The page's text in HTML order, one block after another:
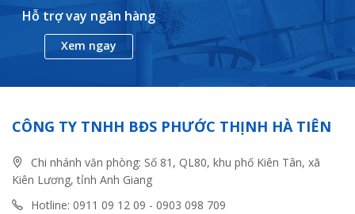
Hỗ trợ vay ngân hàng
Xem ngay
CÔNG TY TNHH BĐS PHƯỚC THỊNH HÀ TIÊN
Chi nhánh văn phòng: Số 81, QL80, khu phố Kiên Tân, xã
Kiên Lương, tỉnh Anh Giang
Hotline: 0911 09 12 09 - 0903 098 709